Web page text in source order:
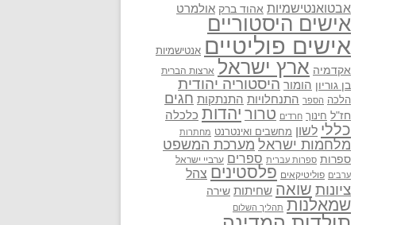
אבטואנטישמיות אהוד ברק אולמרט
אישים היסטוריים
אישים פוליטיים אנטישמיות
אקדמיה ארץ ישראל ארצות הברית
בן גוריון הומור היסטוריה יהודית
הלכה הספר התנחלויות התנתקות חגים
חז"ל חינוך חרדים טרור יהדות כלכלה
כללי לשון מחשבים ואינטרנט מחתרות
מלחמות ישראל מערכת המשפט
ספרות ספרות עברית ספרים ערביי ישראל
ערבים פוליטיקאים פלסטינים צהל
ציונות שואה שחיתות שירה
שמאלנות תהליך השלום